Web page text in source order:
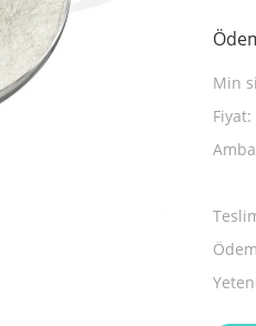
Min
Fiyat: